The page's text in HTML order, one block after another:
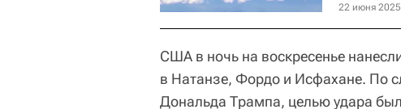
22 июня
США в ночь на воскресенье
в Натанзе, Фордо и Исфахане. По
Дональда Трампа, целью удара